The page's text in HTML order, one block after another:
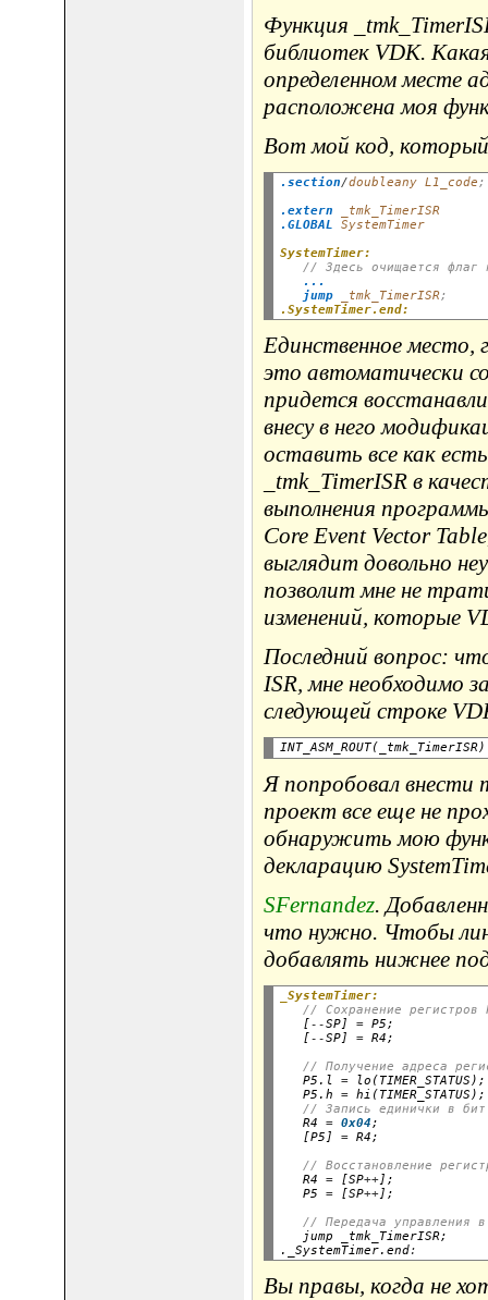
Функция
библиотек VDK.
определенном месте
расположена моя
Вот мой код,
.section/doubleany L1_code;
.extern
_tmk_TimerISR
.GLOBAL
SystemTimer
SystemTimer:
// Здесь очищается флаг
...
jump
_tmk_TimerISR;
.SystemTimer.end:
Единственное место,
это автоматически
придется
внесу в него
оставить все как
_tmk_TimerISR в
выполнения
Core Event Vector
выглядит довольно
позволит мне не
изменений, которые
Последний вопрос:
ISR, мне необходимо
следующей строке
Я попробовал внести
проект все еще не
обнаружить мою
декларацию
SFernandez.
что нужно. Чтобы
добавлять нижнее
_SystemTimer:
// Сохранение регистров
   [
--SP] = P5;
   [
--SP] =
// Получение адреса
   P5.l
= lo(TIMER_STATUS);
   P5.h
= hi(TIMER_STATUS);
// Запись единички в
   R4
= 0x04;
   [P5]
=
// Восстановление
   R4
= [SP++];
   P5
= [SP++
// Передача управления
   jump _tmk_TimerISR;
._SystemTimer.end:
Вы правы, когда не